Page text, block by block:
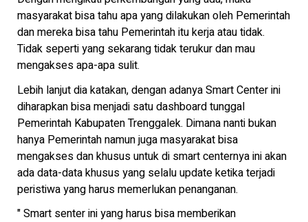
masyarakat bisa tahu apa yang dilakukan oleh Pemerintah
dan mereka bisa tahu Pemerintah itu kerja atau tidak.
Tidak seperti yang sekarang tidak terukur dan mau
mengakses apa-apa sulit.
Lebih lanjut dia katakan, dengan adanya Smart Center ini
diharapkan bisa menjadi satu dashboard tunggal
Pemerintah Kabupaten Trenggalek. Dimana nanti bukan
hanya Pemerintah namun juga masyarakat bisa
mengakses dan khusus untuk di smart centernya ini akan
ada data-data khusus yang selalu update ketika terjadi
peristiwa yang harus memerlukan penanganan.
" Smart senter ini yang harus bisa memberikan